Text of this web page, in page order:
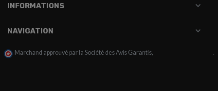
INFORMATIONS 
NAVIGATION 
Marchand approuvé par la Société des Avis Garantis, .